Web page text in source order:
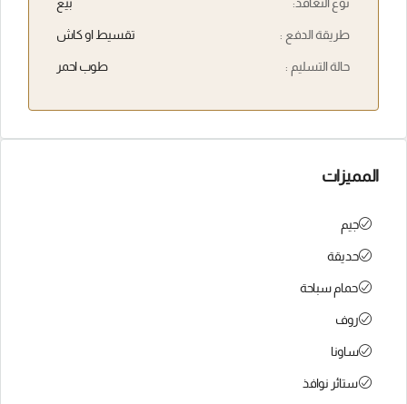
طريقة الدفع : تقسيط او كاش
حالة التسليم : طوب احمر
المميزات
جيم
حديقة
حمام سباحة
روف
ساونا
ستائر نوافذ